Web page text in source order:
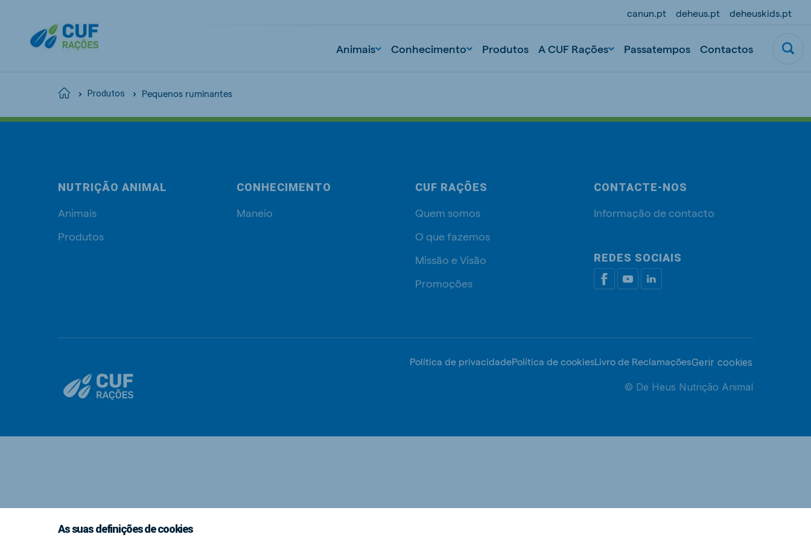
canun.pt deheus.pt deheuskids.pt
Animais Conhecimento Produtos A CUF Rações Passatempos Contactos
Home Produtos Pequenos ruminantes
NUTRIÇÃO ANIMAL
Animais
Produtos
CONHECIMENTO
Maneio
CUF RAÇÕES
Quem somos
O que fazemos
Missão e Visão
Promoções
CONTACTE-NOS
Informação de contacto
REDES SOCIAIS
Política de privacidadePolítica de cookiesLivro de ReclamaçõesGerir cookies
© De Heus Nutrição Animal
As suas definições de cookies